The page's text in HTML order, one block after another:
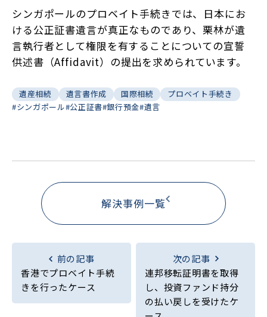
シンガポールのプロベイト手続きでは、日本にお
ける公正証書遺言が真正なものであり、栗林が遺
言執行者として権限を有することについての宣誓
供述書（Affidavit）の提出を求められています。
遺産相続 遺言書作成 国際相続
プロベイト手続き
#シンガポール#公正証書#銀行預金#遺言
解決事例一覧
前の記事
香港でプロベイト手続
きを行ったケース
次の記事
連邦移転証明書を取得
し、投資ファンド持分
の払い戻しを受けたケ